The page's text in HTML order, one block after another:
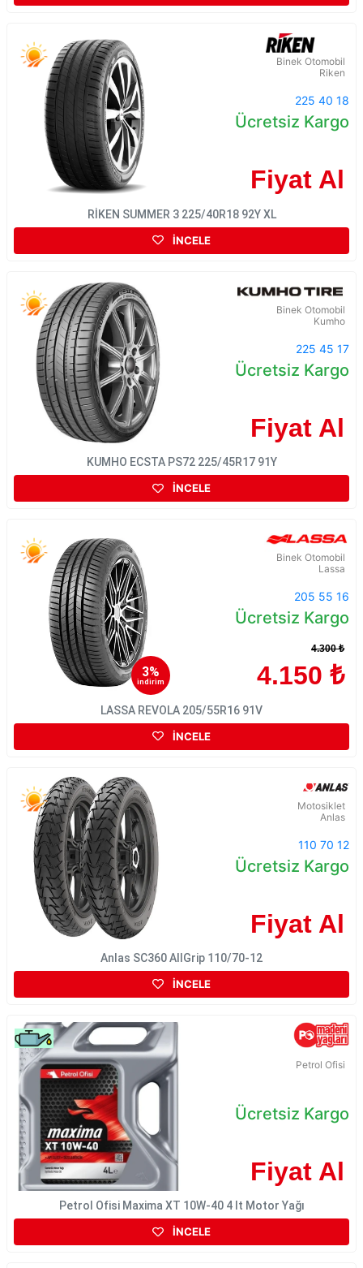
Binek Otomobil
Riken
225 40 18
Ücretsiz Kargo
Fiyat Al
RİKEN SUMMER 3 225/40R18 92Y XL
İNCELE
Binek Otomobil
Kumho
225 45 17
Ücretsiz Kargo
Fiyat Al
KUMHO ECSTA PS72 225/45R17 91Y
İNCELE
3%
indirim
Binek Otomobil
Lassa
205 55 16
Ücretsiz Kargo
4.300 ₺
4.150 ₺
LASSA REVOLA 205/55R16 91V
İNCELE
Motosiklet
Anlas
110 70 12
Ücretsiz Kargo
Fiyat Al
Anlas SC360 AllGrip 110/70-12
İNCELE
Petrol Ofisi
Ücretsiz Kargo
Fiyat Al
Petrol Ofisi Maxima XT 10W-40 4 lt Motor Yağı
İNCELE